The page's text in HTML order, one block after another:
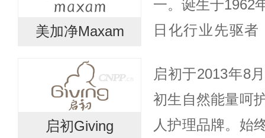
水、沐...
美加净Maxam
一。诞生于1962
日化行业先驱
赋予每一位大众
本真之美...
启初Giving
启初于2013年8
初生自然能量呵
人护理品牌。始